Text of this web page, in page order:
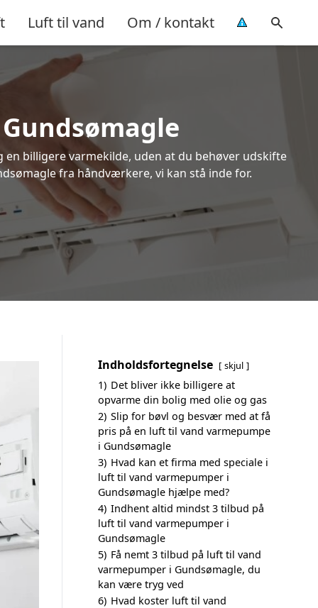
Luft til vand Om / kontakt
billigere varmekilde, uden at du behøver udskifte
fra håndværkere, vi kan stå inde for.
Indholdsfortegnelse skjul
1) Det bliver ikke billigere at
opvarme din bolig med olie og gas
2) Slip for bøvl og besvær med at få
pris på en luft til vand varmepumpe
i Gundsømagle
3) Hvad kan et firma med speciale i
luft til vand varmepumper i
Gundsømagle hjælpe med?
4) Indhent altid mindst 3 tilbud på
luft til vand varmepumper i
Gundsømagle
5) Få nemt 3 tilbud på luft til vand
varmepumper i Gundsømagle, du
kan være tryg ved
6) Hvad koster luft til vand